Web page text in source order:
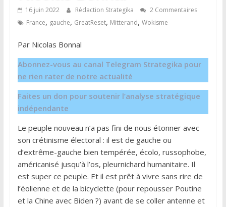
16 juin 2022 Rédaction Strategika
2 Commentaires
France, gauche, GreatReset, Mitterand, Wokisme
Par Nicolas Bonnal
Abonnez-vous au canal Telegram Strategika pour
ne rien rater de notre actualité
Faites un don pour soutenir l’analyse stratégique
indépendante
Le peuple nouveau n’a pas fini de nous étonner avec
son crétinisme électoral : il est de gauche ou
d’extrême-gauche bien tempérée, écolo, russophobe,
américanisé jusqu’à l’os, pleurnichard humanitaire. Il
est super ce peuple. Et il est prêt à vivre sans rire de
l’éolienne et de la bicyclette (pour repousser Poutine
et la Chine avec Biden ?) avant de se coller antenne et